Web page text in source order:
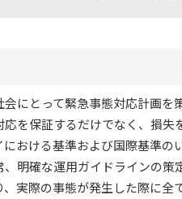
にとって緊急事態対応計画
を保証するだけでなく、損
おける基準および国際基準の
、明確な運用ガイドラインの
実際の事態が発生した際に